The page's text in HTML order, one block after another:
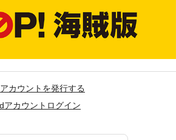
カウントを発行する
dアカウントログイン